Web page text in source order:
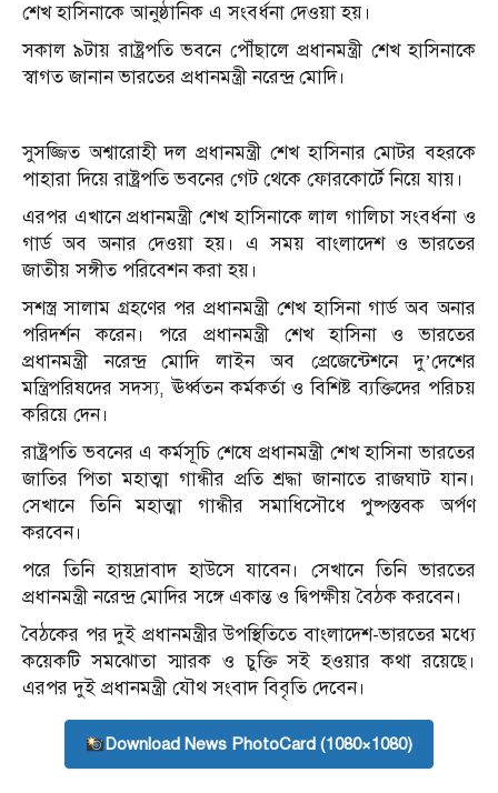
শেখ হাসিনাকে আনুষ্ঠানিক এ সংবর্ধনা দেওয়া হয়।
সকাল ৯টায় রাষ্ট্রপতি ভবনে পৌঁছালে প্রধানমন্ত্রী শেখ হাসিনাকে
স্বাগত জানান ভারতের প্রধানমন্ত্রী নরেন্দ্র মোদি।
সুসজ্জিত অশ্বারোহী দল প্রধানমন্ত্রী শেখ হাসিনার মোটর বহরকে
পাহারা দিয়ে রাষ্ট্রপতি ভবনের গেট থেকে ফোরকোর্টে নিয়ে যায়।
এরপর এখানে প্রধানমন্ত্রী শেখ হাসিনাকে লাল গালিচা সংবর্ধনা ও
গার্ড অব অনার দেওয়া হয়। এ সময় বাংলাদেশ ও ভারতের
জাতীয় সঙ্গীত পরিবেশন করা হয়।
সশস্ত্র সালাম গ্রহণের পর প্রধানমন্ত্রী শেখ হাসিনা গার্ড অব অনার
পরিদর্শন করেন। পরে প্রধানমন্ত্রী শেখ হাসিনা ও ভারতের
প্রধানমন্ত্রী নরেন্দ্র মোদি লাইন অব প্রেজেন্টেশনে দু’দেশের
মন্ত্রিপরিষদের সদস্য, ঊর্ধ্বতন কর্মকর্তা ও বিশিষ্ট ব্যক্তিদের পরিচয়
করিয়ে দেন।
রাষ্ট্রপতি ভবনের এ কর্মসূচি শেষে প্রধানমন্ত্রী শেখ হাসিনা ভারতের
জাতির পিতা মহাত্মা গান্ধীর প্রতি শ্রদ্ধা জানাতে রাজঘাট যান।
সেখানে তিনি মহাত্মা গান্ধীর সমাধিসৌধে পুষ্পস্তবক অর্পণ
করবেন।
পরে তিনি হায়দ্রাবাদ হাউসে যাবেন। সেখানে তিনি ভারতের
প্রধানমন্ত্রী নরেন্দ্র মোদির সঙ্গে একান্ত ও দ্বিপক্ষীয় বৈঠক করবেন।
বৈঠকের পর দুই প্রধানমন্ত্রীর উপস্থিতিতে বাংলাদেশ-ভারতের মধ্যে
কয়েকটি সমঝোতা স্মারক ও চুক্তি সই হওয়ার কথা রয়েছে।
এরপর দুই প্রধানমন্ত্রী যৌথ সংবাদ বিবৃতি দেবেন।
Download News PhotoCard (1080×1080)